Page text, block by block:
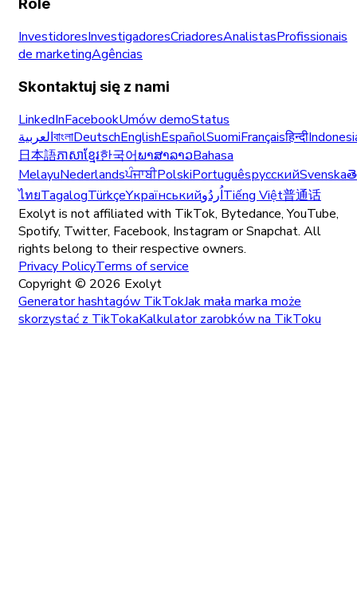
InvestidoresInvestigadoresCriadoresAnalistasProfissionais
de marketingAgências
Skontaktuj się z nami
LinkedInFacebookUmów demoStatus
العربيةবাংলাDeutschEnglishEspañolSuomiFrançaisहिन्दी
日本語ភាសាខ្មែរ한국어ພາສາລາວBahasa
MelayuNederlandsਪੰਜਾਬੀPolskiPortuguêsрусскийSvenska
ไทยTagalogTürkçeYкраїнськийاُردُوTiếng Việt普通话
Exolyt is not affiliated with TikTok, Bytedance, YouTube,
Spotify, Twitter, Facebook, Instagram or Snapchat. All
rights belong to their respective owners.
Privacy PolicyTerms of service
Copyright © 2026 Exolyt
Generator hashtagów TikTokJak mała marka może
skorzystać z TikTokaKalkulator zarobków na TikToku